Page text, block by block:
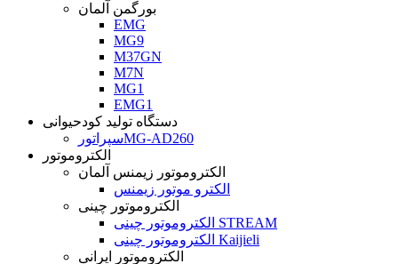
بورگمن آلمان
EMG
MG9
M37GN
M7N
MG1
EMG1
دستگاه تولید کودحیوانی
سپراتورMG-AD260
الکتروموتور
الکتروموتور زیمنس آلمان
الکترو موتور زیمنس
الکتروموتور چینی
الکتروموتور چینی STREAM
الکتروموتور چینی Kaijieli
الکتروموتور ایرانی